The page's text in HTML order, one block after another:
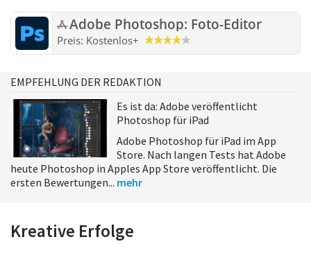
Adobe Photoshop: Foto-Editor
Preis: Kostenlos+
EMPFEHLUNG DER REDAKTION
Es ist da: Adobe veröffentlicht
Photoshop für iPad
Adobe Photoshop für iPad im App
Store. Nach langen Tests hat Adobe
heute Photoshop in Apples App Store veröffentlicht. Die
ersten Bewertungen... mehr
Kreative Erfolge